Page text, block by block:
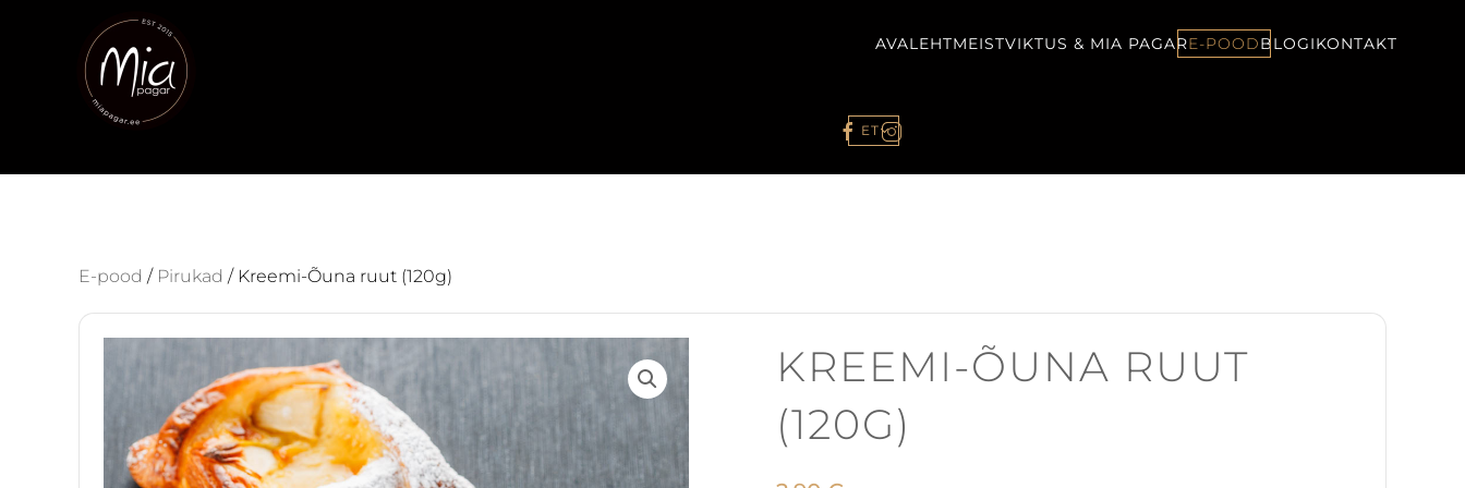
AVALEHTMEISTVIKTUS & MIA PAGARE-POODBLOGIKONTAKT
ET
E-pood / Pirukad / Kreemi-Õuna ruut (120g)
KREEMI-ÕUNA RUUT
(120G)